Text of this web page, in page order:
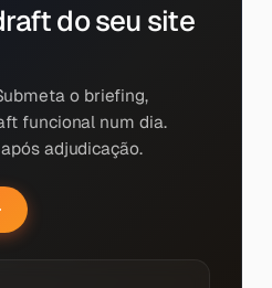
do seu site
o briefing,
funcional num dia.
adjudicação.